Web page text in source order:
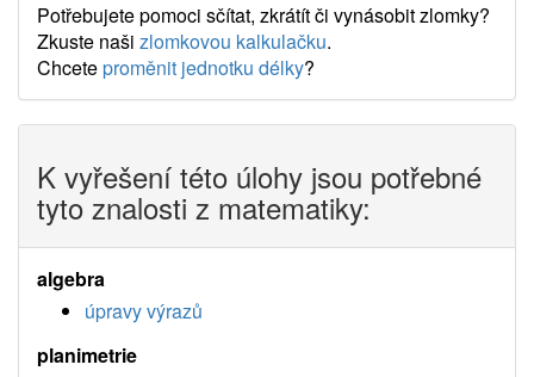
Potřebujete pomoci sčítat, zkrátít či vynásobit zlomky?
Zkuste naši zlomkovou kalkulačku.
Chceteproměnit jednotku délky?
K vyřešení této úlohy jsou potřebné
tyto znalosti z matematiky:
algebra
úpravy výrazů
planimetrie